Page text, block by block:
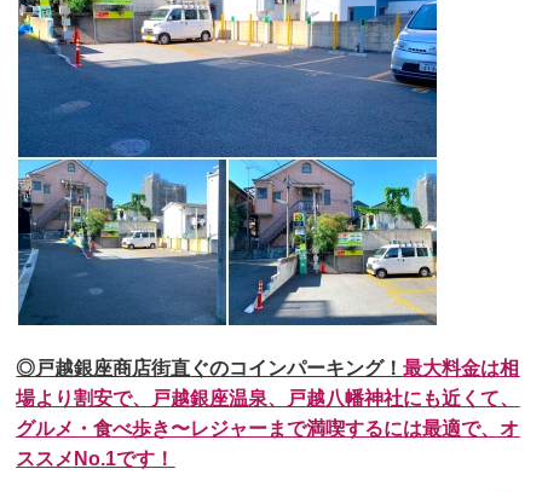
◎戸越銀座商店街直ぐのコインパーキング！最大料金は相
場より割安で、
戸越銀座温泉、戸越八幡神社にも近くて、
グルメ・食べ歩き〜レジャーまで満喫するには最適で、オ
ススメNo.1です！